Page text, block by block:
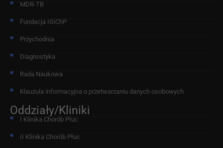
MDR-TB
Fundacja IGiChP
Przychodnia
Diagnostyka
Rada Naukowa
Klauzula informacyjna o przetwarzaniu danych osobowych
Oddziały/Kliniki
I Klinika Chorób Płuc
II Klinika Chorób Płuc